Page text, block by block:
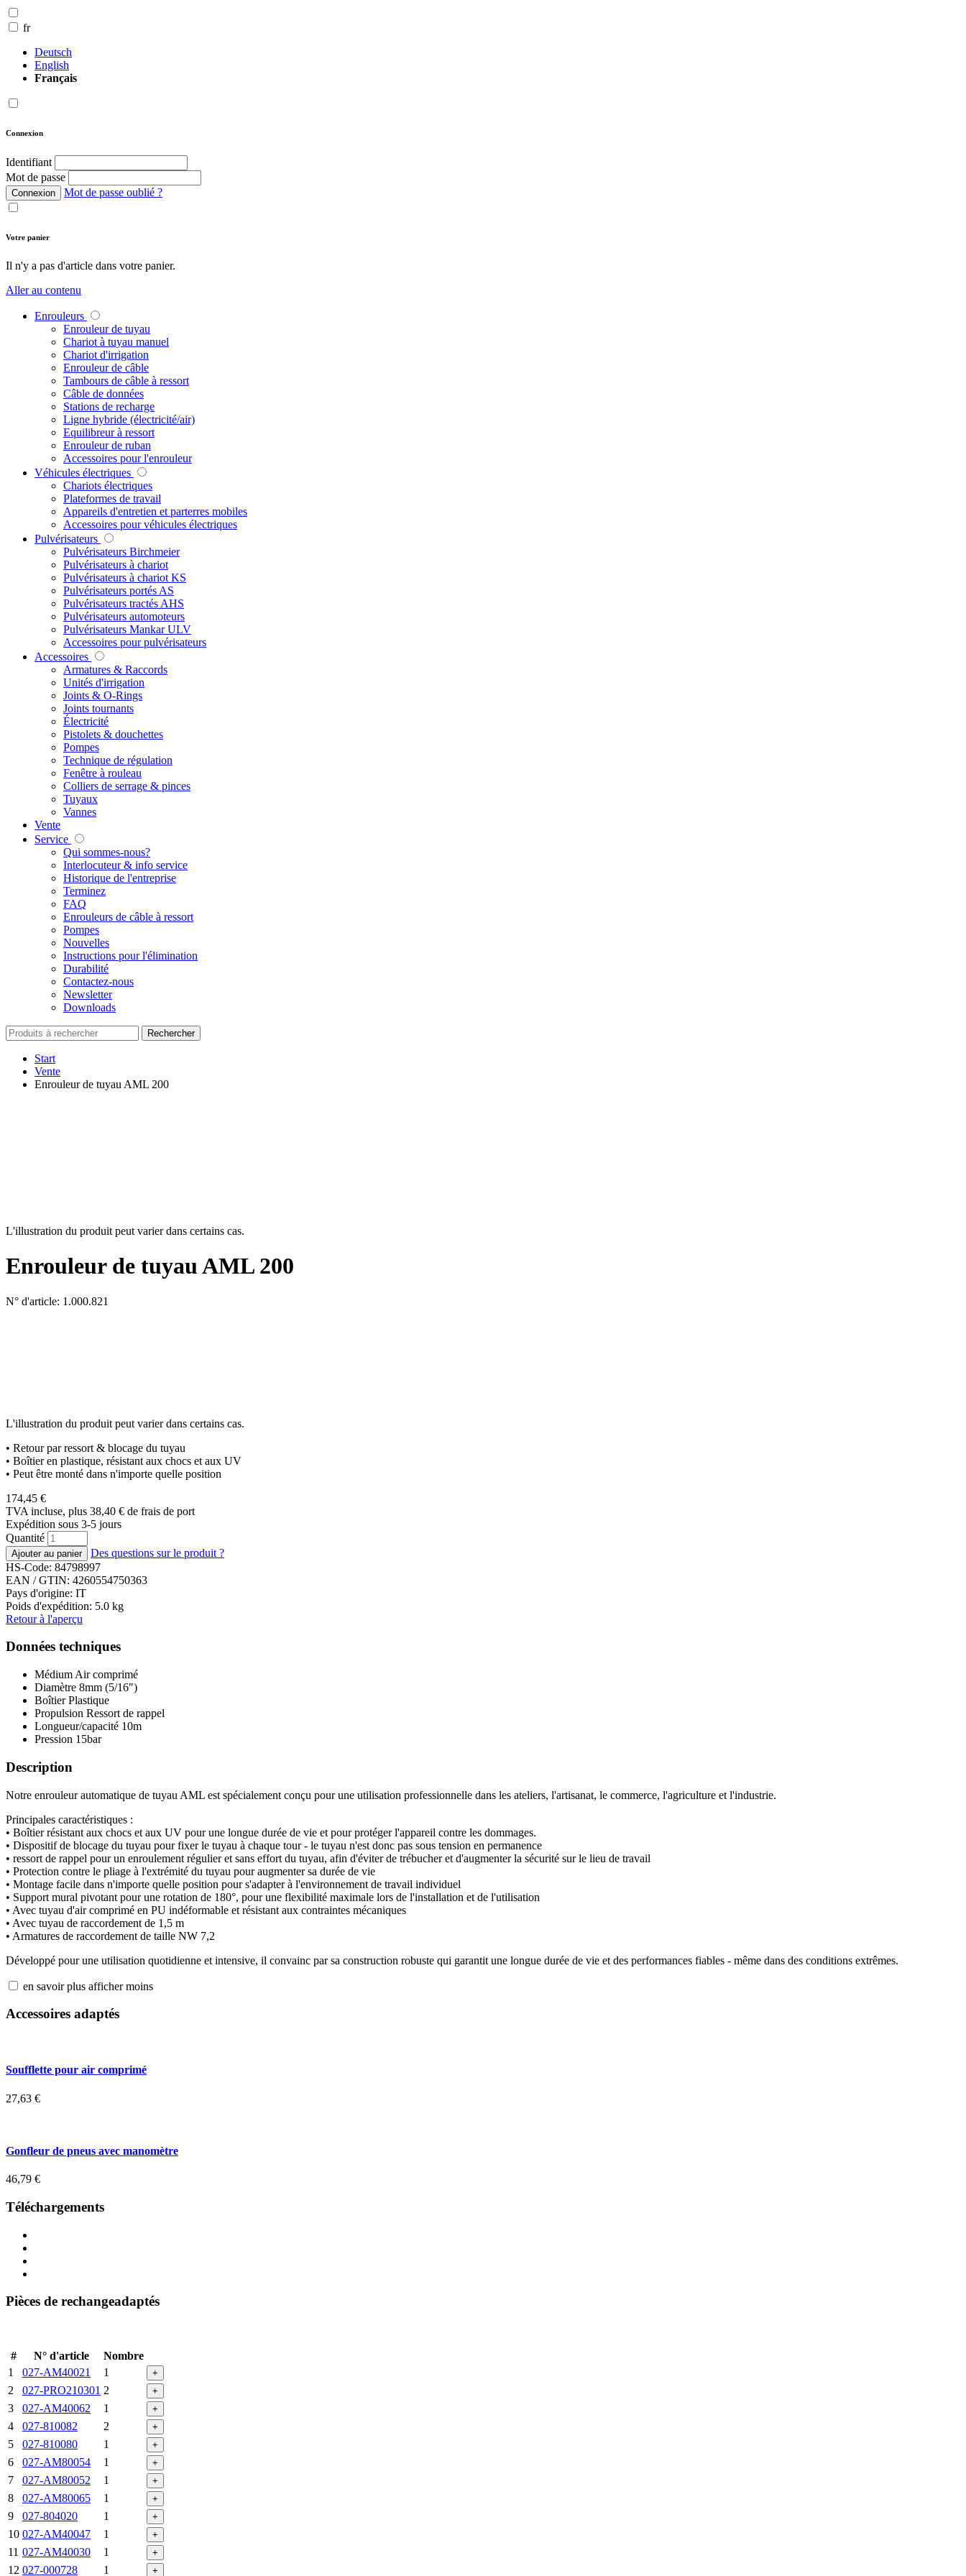
fr
Deutsch
English
Français
Connexion
Identifiant
Mot de passe
Connexion Mot de passe oublié ?
Votre panier
Il n'y a pas d'article dans votre panier.
Aller au contenu
Enrouleurs
Enrouleur de tuyau
Chariot à tuyau manuel
Chariot d'irrigation
Enrouleur de câble
Tambours de câble à ressort
Câble de données
Stations de recharge
Ligne hybride (électricité/air)
Equilibreur à ressort
Enrouleur de ruban
Accessoires pour l'enrouleur
Véhicules électriques
Chariots électriques
Plateformes de travail
Appareils d'entretien et parterres mobiles
Accessoires pour véhicules électriques
Pulvérisateurs
Pulvérisateurs Birchmeier
Pulvérisateurs à chariot
Pulvérisateurs à chariot KS
Pulvérisateurs portés AS
Pulvérisateurs tractés AHS
Pulvérisateurs automoteurs
Pulvérisateurs Mankar ULV
Accessoires pour pulvérisateurs
Accessoires
Armatures & Raccords
Unités d'irrigation
Joints & O-Rings
Joints tournants
Électricité
Pistolets & douchettes
Pompes
Technique de régulation
Fenêtre à rouleau
Colliers de serrage & pinces
Tuyaux
Vannes
Vente
Service
Qui sommes-nous?
Interlocuteur & info service
Historique de l'entreprise
Terminez
FAQ
Enrouleurs de câble à ressort
Pompes
Nouvelles
Instructions pour l'élimination
Durabilité
Contactez-nous
Newsletter
Downloads
Rechercher
Start
Vente
Enrouleur de tuyau AML 200
L'illustration du produit peut varier dans certains cas.
Enrouleur de tuyau AML 200
N° d'article: 1.000.821
L'illustration du produit peut varier dans certains cas.
• Retour par ressort & blocage du tuyau
• Boîtier en plastique, résistant aux chocs et aux UV
• Peut être monté dans n'importe quelle position
174,45 €
TVA incluse, plus 38,40 € de frais de port
Expédition sous 3-5 jours
Quantité
Des questions sur le produit ?
HS-Code: 84798997
EAN / GTIN: 4260554750363
Pays d'origine: IT
Poids d'expédition: 5.0 kg
Retour à l'aperçu
Données techniques
Médium Air comprimé
Diamètre 8mm (5/16")
Boîtier Plastique
Propulsion Ressort de rappel
Longueur/capacité 10m
Pression 15bar
Description
Notre enrouleur automatique de tuyau AML est spécialement conçu pour une utilisation professionnelle dans les ateliers, l'artisanat, le commerce, l'agriculture et l'industrie.
Principales caractéristiques :
• Boîtier résistant aux chocs et aux UV pour une longue durée de vie et pour protéger l'appareil contre les dommages.
• Dispositif de blocage du tuyau pour fixer le tuyau à chaque tour - le tuyau n'est donc pas sous tension en permanence
• ressort de rappel pour un enroulement régulier et sans effort du tuyau, afin d'éviter de trébucher et d'augmenter la sécurité sur le lieu de travail
• Protection contre le pliage à l'extrémité du tuyau pour augmenter sa durée de vie
• Montage facile dans n'importe quelle position pour s'adapter à l'environnement de travail individuel
• Support mural pivotant pour une rotation de 180°, pour une flexibilité maximale lors de l'installation et de l'utilisation
• Avec tuyau d'air comprimé en PU indéformable et résistant aux contraintes mécaniques
• Avec tuyau de raccordement de 1,5 m
• Armatures de raccordement de taille NW 7,2
Développé pour une utilisation quotidienne et intensive, il convainc par sa construction robuste qui garantit une longue durée de vie et des performances fiables - même dans des conditions extrêmes.
en savoir plus afficher moins
Accessoires adaptés
Soufflette pour air comprimé
27,63 €
Gonfleur de pneus avec manomètre
46,79 €
Téléchargements
Pièces de rechangeadaptés
# N° d'article
Nombre
1
027-AM40021 1 +
2 027-PRO210301 2 +
3 027-AM40062 1 +
4 027-810082 2 +
5 027-810080 1 +
6 027-AM80054 1 +
7 027-AM80052 1 +
8 027-AM80065 1 +
9 027-804020 1 +
10 027-AM40047 1 +
11 027-AM40030 1 +
12 027-000728 1 +